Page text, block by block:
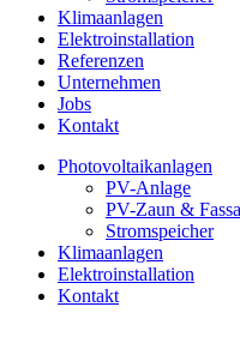
Klimaanlagen
Elektroinstallation
Referenzen
Unternehmen
Jobs
Kontakt
Photovoltaikanlagen
PV-Anlage
PV-Zaun &
Stromspeicher
Klimaanlagen
Elektroinstallation
Kontakt